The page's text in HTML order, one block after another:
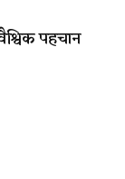
पहचान